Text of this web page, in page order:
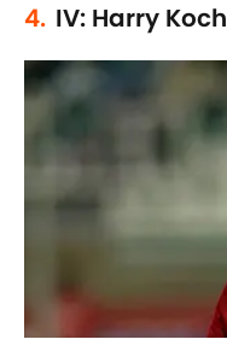
4. IV: Harry Koch